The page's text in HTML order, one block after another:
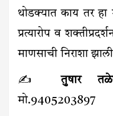
थोडक्यात काय तर
प्रत्यारोप व
माणसाची निराशा
✍️ तुषार
मो.9405203897